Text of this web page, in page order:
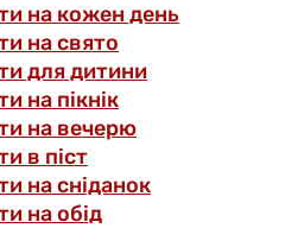
на кожен день
на свято
для дитини
на пікнік
на вечерю
в піст
на сніданок
на обід